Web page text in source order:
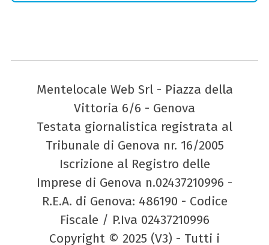
Mentelocale Web Srl - Piazza della
Vittoria 6/6 - Genova
Testata giornalistica registrata al
Tribunale di Genova nr. 16/2005
Iscrizione al Registro delle
Imprese di Genova n.02437210996 -
R.E.A. di Genova: 486190 - Codice
Fiscale / P.Iva 02437210996
Copyright © 2025 (V3) - Tutti i